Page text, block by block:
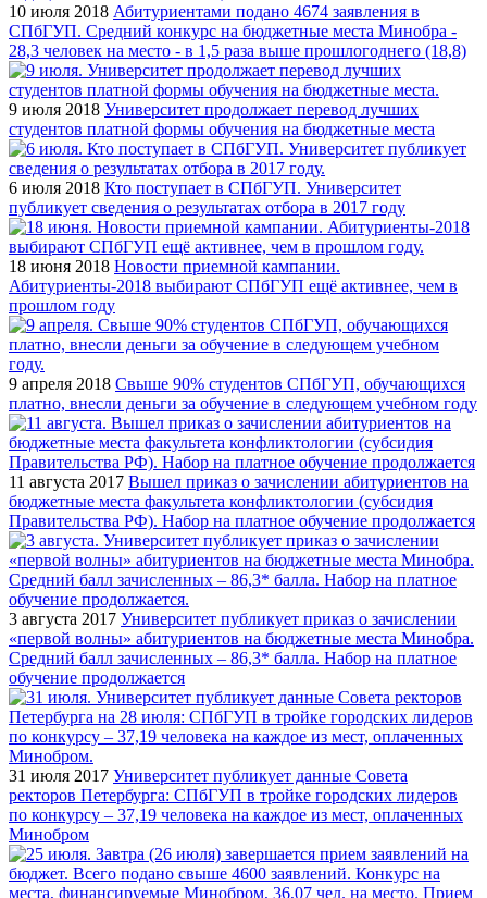
10 июля 2018 Абитуриентами подано 4674 заявления в
СПбГУП. Средний конкурс на бюджетные места Минобра -
28,3 человек на место - в 1,5 раза выше прошлогоднего (18,8)
9 июля 2018 Университет продолжает перевод лучших
студентов платной формы обучения на бюджетные места
6 июля 2018 Кто поступает в СПбГУП. Университет
публикует сведения о результатах отбора в 2017 году
18 июня 2018 Новости приемной кампании.
Абитуриенты-2018 выбирают СПбГУП ещё активнее, чем в
прошлом году
9 апреля 2018 Свыше 90% студентов СПбГУП, обучающихся
платно, внесли деньги за обучение в следующем учебном году
11 августа 2017 Вышел приказ о зачислении абитуриентов на
бюджетные места факультета конфликтологии (субсидия
Правительства РФ). Набор на платное обучение продолжается
3 августа 2017 Университет публикует приказ о зачислении
«первой волны» абитуриентов на бюджетные места Минобра.
Средний балл зачисленных – 86,3* балла. Набор на платное
обучение продолжается
31 июля 2017 Университет публикует данные Совета
ректоров Петербурга: СПбГУП в тройке городских лидеров
по конкурсу – 37,19 человека на каждое из мест, оплаченных
Минобром